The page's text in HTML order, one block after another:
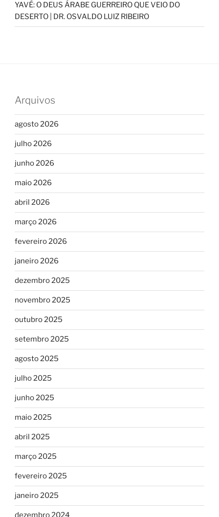
YAVÉ: O DEUS ÁRABE GUERREIRO QUE VEIO DO
DESERTO | DR. OSVALDO LUIZ RIBEIRO
Arquivos
agosto 2026
julho 2026
junho 2026
maio 2026
abril 2026
março 2026
fevereiro 2026
janeiro 2026
dezembro 2025
novembro 2025
outubro 2025
setembro 2025
agosto 2025
julho 2025
junho 2025
maio 2025
abril 2025
março 2025
fevereiro 2025
janeiro 2025
dezembro 2024